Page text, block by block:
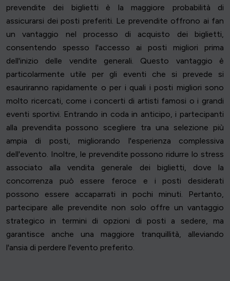
prevendite dei biglietti è la maggiore probabilità di
assicurarsi dei posti preferiti. Le prevendite offrono ai fan
un vantaggio nel processo di acquisto dei biglietti,
consentendo spesso l'accesso ai posti migliori prima
dell'inizio delle vendite generali. Questo vantaggio è
particolarmente utile per gli eventi che si prevede si
esauriranno rapidamente o per i quali i posti migliori sono
molto ricercati, come i concerti di artisti famosi o i grandi
eventi sportivi. Entrando in coda in anticipo, i partecipanti
alla prevendita possono scegliere tra una selezione più
ampia di posti, migliorando l'esperienza complessiva
dell'evento. Inoltre, le prevendite possono ridurre lo stress
associato alla vendita generale dei biglietti, dove la
concorrenza può essere feroce e i posti desiderati
possono essere accaparrati in pochi minuti. Pertanto,
partecipare alle prevendite non solo offre un vantaggio
strategico in termini di opzioni di posti a sedere, ma
garantisce anche una maggiore tranquillità, alleviando
l'ansia di perdere l'evento preferito.